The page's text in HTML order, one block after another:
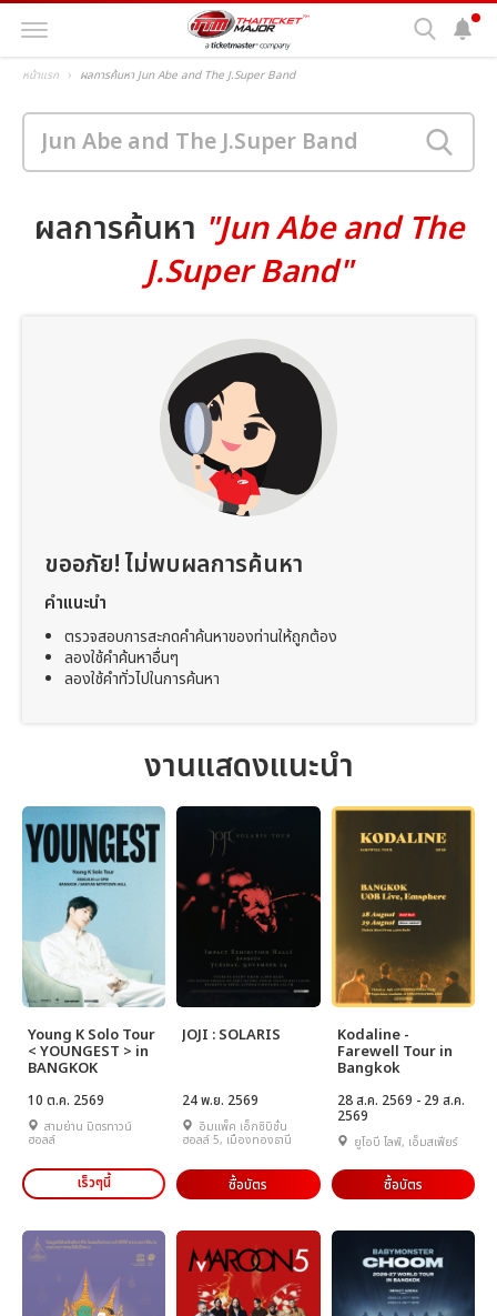
หน้าแรก ผลการค้นหา Jun Abe and The J.Super Band
ผลการค้นหา "Jun Abe and The
J.Super Band"
ขออภัย! ไม่พบผลการค้นหา
คำแนะนำ
ตรวจสอบการสะกดคำค้นหาของท่านให้ถูกต้อง
ลองใช้คำค้นหาอื่นๆ
ลองใช้คำทั่วไปในการค้นหา
งานแสดงแนะนำ
Young K Solo Tour
< YOUNGEST > in
BANGKOK
10 ต.ค. 2569
สามย่าน มิตรทาวน์
ฮอลล์
เร็วๆนี้
JOJI : SOLARIS
24 พ.ย. 2569
อิมแพ็ค เอ็กซิบิชั่น
ฮอลล์ 5, เมืองทองธานี
ซื้อบัตร
Kodaline -
Farewell Tour in
Bangkok
28 ส.ค. 2569 - 29 ส.ค.
2569
ยูโอบี ไลฟ์, เอ็มสเฟียร์
ซื้อบัตร